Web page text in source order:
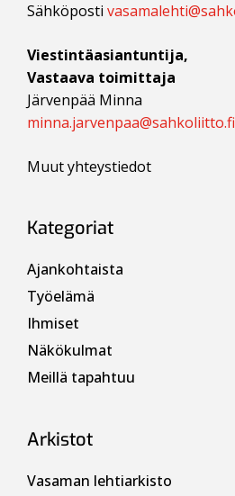
Sähköposti
Viestintäasiantuntija,
Vastaava toimittaja
Järvenpää Minna
minna.jarvenpaa@sahkoliitto.fi
Muut yhteystiedot
Kategoriat
Ajankohtaista
Työelämä
Ihmiset
Näkökulmat
Meillä tapahtuu
Arkistot
Vasaman lehtiarkisto